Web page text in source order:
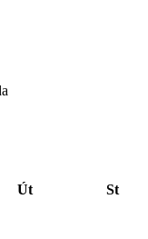
Út St